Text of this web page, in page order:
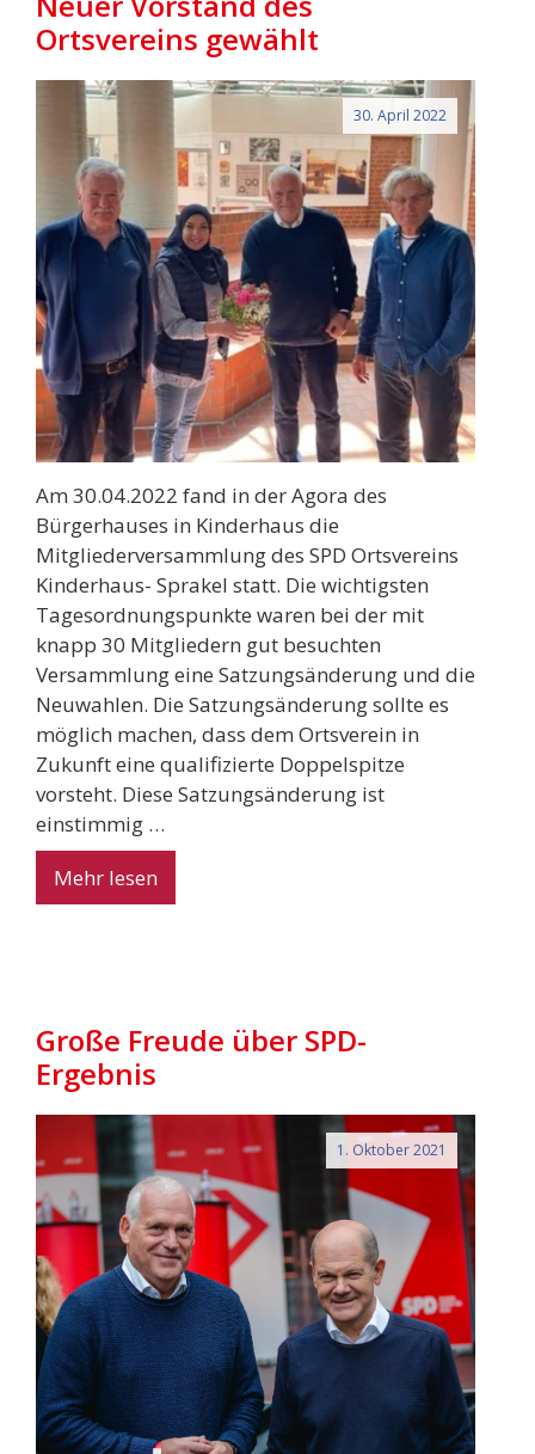
Ortsvereins gewählt
30. April 2022
Am 30.04.2022 fand in der Agora des
Bürgerhauses in Kinderhaus die
Mitgliederversammlung des SPD Ortsvereins
Kinderhaus- Sprakel statt. Die wichtigsten
Tagesordnungspunkte waren bei der mit
knapp 30 Mitgliedern gut besuchten
Versammlung eine Satzungsänderung und die
Neuwahlen. Die Satzungsänderung sollte es
möglich machen, dass dem Ortsverein in
Zukunft eine qualifizierte Doppelspitze
vorsteht. Diese Satzungsänderung ist
einstimmig …
Mehr lesen
Große Freude über SPD-
Ergebnis
1. Oktober 2021